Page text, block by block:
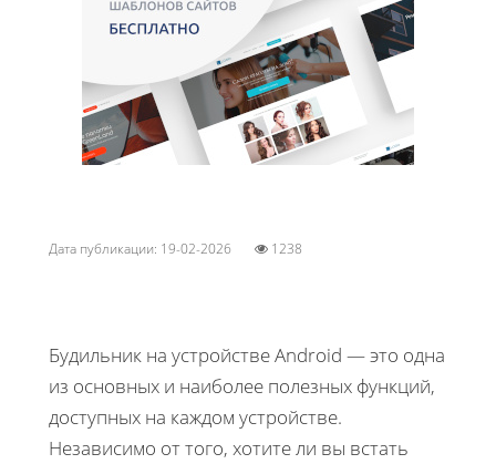
Дата публикации: 19-02-2026 1238
Будильник на устройстве Android — это одна
из основных и наиболее полезных функций,
доступных на каждом устройстве.
Независимо от того, хотите ли вы встать